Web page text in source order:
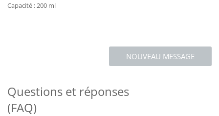
Capacité : 200 ml
NOUVEAU MESSAGE
Questions et réponses
(FAQ)